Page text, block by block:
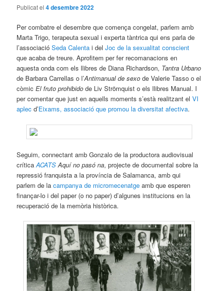
Publicat el4 desembre 2022
Per combatre el desembre que comença congelat, parlem amb
Marta Trigo, terapeuta sexual i experta tàntrica qui ens parla de
l’associacióSeda Calenta i delJoc de la sexualitat conscient
que acaba de treure. Aprofitem per fer recomanacions en
aquesta onda com els llibres de Diana Richardson, Tantra Urbano
de Barbara Carrellas o l’Antimanual de sexo de Valerie Tasso o el
còmicEl fruto prohibido de Liv Strömquist o els llibres Manual. I
per comentar que just en aquells moments s’està realitzant elVI
aplec d’Eixams, associació que promou la diversitat afectiva.
Seguim, connectant amb Gonzalo de la productora audiovisual
crítica ACATS Aquí no pasó na, projecte de documental sobre la
repressió franquista a la província de Salamanca, amb qui
parlem de lacampanya de micromecenatge amb que esperen
finançar-lo i del paper (o no paper) d’algunes institucions en la
recuperació de la memòria històrica.